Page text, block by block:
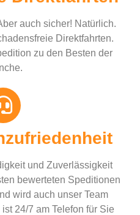
auch sicher! Natürlich.
Direktfahrten.
zu den Besten der
und Zuverlässigkeit
bewerteten Speditionen
wird auch unser Team
24/7 am Telefon für Sie